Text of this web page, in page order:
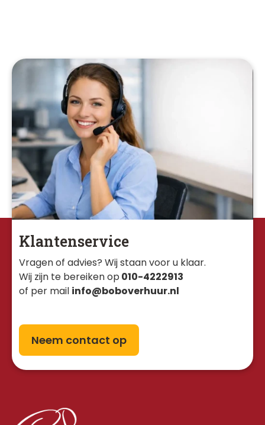
Klantenservice
Vragen of advies? Wij staan voor u klaar.
Wij zijn te bereiken op 010-4222913
of per mail info@boboverhuur.nl
Neem contact op